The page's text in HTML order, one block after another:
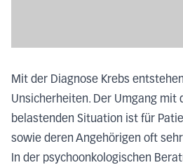
Mit der Diagnose Krebs
Unsicherheiten. Der Umgang mit
belastenden Situation ist für
sowie deren Angehörigen oft
In der psychoonkologischen